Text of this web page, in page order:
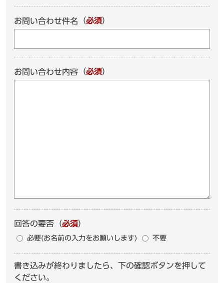
お問い合わせ件名 （必須）
お問い合わせ内容 （必須）
回答の要否 （必須）
必要(お名前の入力をお願いします) 不要
書き込みが終わりましたら、下の確認ボタンを押して
ください。